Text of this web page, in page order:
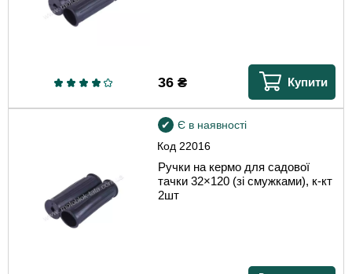
36₴ Купити
Код 22016
Є в наявності
Ручки на кермо для садової
тачки 32×120 (зі смужками), к-кт
2шт